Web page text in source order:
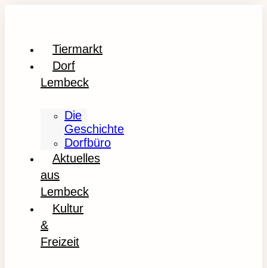
Tiermarkt
Dorf
Lembeck
Die
Geschichte
Dorfbüro
Aktuelles
aus
Lembeck
Kultur
&
Freizeit